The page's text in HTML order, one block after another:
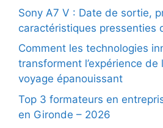
Sony A7 V : Date de sortie,
caractéristiques pressenties
Comment les technologies
transforment l’expérience
voyage épanouissant
Top 3 formateurs en
en Gironde – 2026